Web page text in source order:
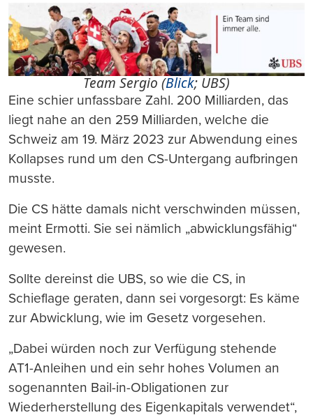
Team Sergio (Blick; UBS)
Eine schier unfassbare Zahl. 200 Milliarden, das
liegt nahe an den 259 Milliarden, welche die
Schweiz am 19. März 2023 zur Abwendung eines
Kollapses rund um den CS-Untergang aufbringen
musste.
Die CS hätte damals nicht verschwinden müssen,
meint Ermotti. Sie sei nämlich „abwicklungsfähig“
gewesen.
Sollte dereinst die UBS, so wie die CS, in
Schieflage geraten, dann sei vorgesorgt: Es käme
zur Abwicklung, wie im Gesetz vorgesehen.
„Dabei würden noch zur Verfügung stehende
AT1-Anleihen und ein sehr hohes Volumen an
sogenannten Bail-in-Obligationen zur
Wiederherstellung des Eigenkapitals verwendet“,